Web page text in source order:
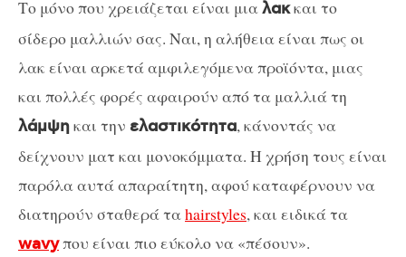
Το μόνο που χρειάζεται είναι μιαλακκαι το
σίδερο μαλλιών σας. Ναι, η αλήθεια είναι πως οι
λακ είναι αρκετά αμφιλεγόμενα προϊόντα, μιας
και πολλές φορές αφαιρούν από τα μαλλιά τη
λάμψηκαι την ελαστικότητα, κάνοντάς να
δείχνουν ματ και μονοκόμματα. Η χρήση τους είναι
παρόλα αυτά απαραίτητη, αφού καταφέρνουν να
διατηρούν σταθερά ταhairstyles, και ειδικά τα
wavyπου είναι πιο εύκολο να «πέσουν».